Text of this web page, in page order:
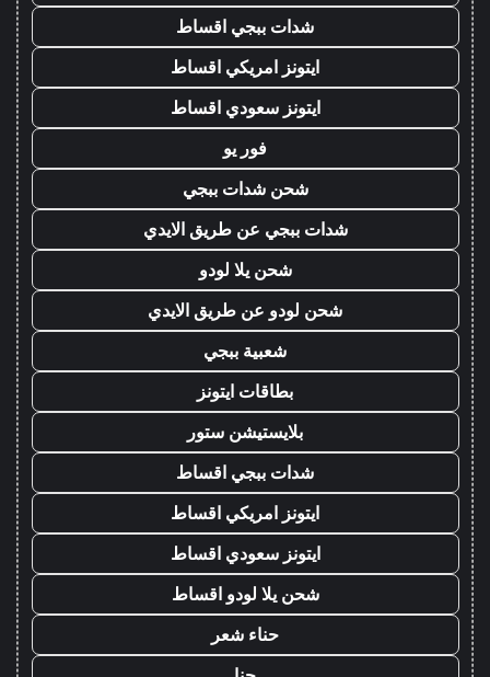
شدات ببجي اقساط
ايتونز امريكي اقساط
ايتونز سعودي اقساط
فور يو
شحن شدات ببجي
شدات ببجي عن طريق الايدي
شحن يلا لودو
شحن لودو عن طريق الايدي
شعبية ببجي
بطاقات ايتونز
بلايستيشن ستور
شدات ببجي اقساط
ايتونز امريكي اقساط
ايتونز سعودي اقساط
شحن يلا لودو اقساط
حناء شعر